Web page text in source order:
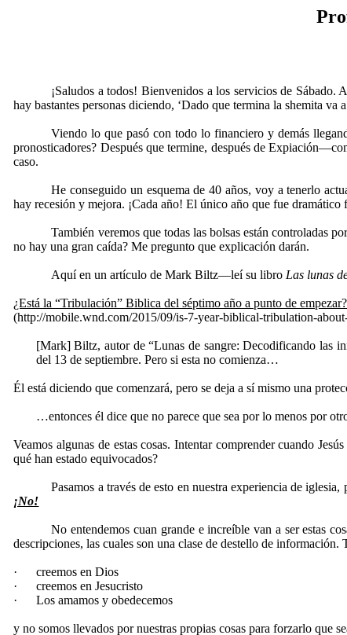
¡Saludos a todos! Bienvenidos a los servicios de Sábado.
hay bastantes personas diciendo, ‘Dado que termina la shemita
Viendo lo que pasó con todo lo financiero y demás
pronosticadores? Después que termine, después de
caso.
He conseguido un esquema de 40 años, voy a tenerlo
hay recesión y mejora. ¡Cada año! El único año que fue dramático
También veremos que todas las bolsas están controladas
no hay una gran caída? Me pregunto que explicación darán.
Aquí en un artículo de Mark Biltz—leí su libro Las lunas
¿Está la “Tribulación” Biblica del séptimo año a punto de
(http://mobile.wnd.com/2015/09/is-7-year-biblical-tribulation-
[Mark] Biltz, autor de “Lunas de sangre: Decodificando las
del 13 de septiembre. Pero si esta no comienza…
Él está diciendo que comenzará, pero se deja a sí mismo una
…entonces él dice que no parece que sea por lo menos por
Veamos algunas de estas cosas. Intentar comprender cuando
qué han estado equivocados?
Pasamos a través de esto en nuestra experiencia de
¡No!
No entendemos cuan grande e increíble van a ser estas
descripciones, las cuales son una clase de destello de información.
·
creemos en Dios
·
creemos en Jesucristo
·
Los amamos y obedecemos
y no somos llevados por nuestras propias cosas para forzarlo que